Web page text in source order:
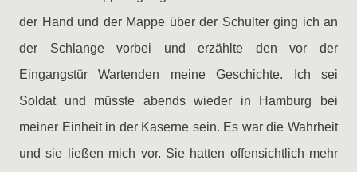
der Hand und der Mappe über der Schulter ging ich an
der Schlange vorbei und erzählte den vor der
Eingangstür Wartenden meine Geschichte. Ich sei
Soldat und müsste abends wieder in Hamburg bei
meiner Einheit in der Kaserne sein. Es war die Wahrheit
und sie ließen mich vor. Sie hatten offensichtlich mehr